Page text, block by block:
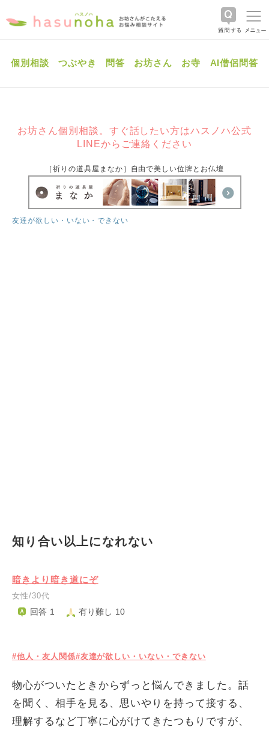
個別相談 つぶやき 問答 お坊さん お寺 AI僧侶問答
お坊さん個別相談。すぐ話したい方はハスノハ公式
LINEからご連絡ください
［祈りの道具屋まなか］自由で美しい位牌とお仏壇
友達が欲しい・いない・できない
知り合い以上になれない
暗きより暗き道にぞ
女性/30代
回答 1 有り難し 10
#他人・友人関係#友達が欲しい・いない・できない
物心がついたときからずっと悩んできました。話
を聞く、相手を見る、思いやりを持って接する、
理解するなど丁寧に心がけてきたつもりですが、